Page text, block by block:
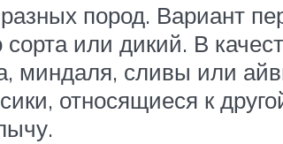
пород. Вариант
или дикий. В
миндаля, сливы или
относящиеся к